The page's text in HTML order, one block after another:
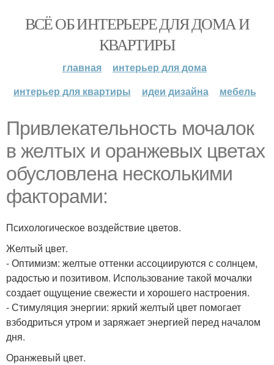
ВСЁ ОБ ИНТЕРЬЕРЕ ДЛЯ ДОМА И
КВАРТИРЫ
главная
интерьер для дома
интерьер для квартиры
идеи дизайна мебель
Привлекательность мочалок
в желтых и оранжевых цветах
обусловлена несколькими
факторами:
Психологическое воздействие цветов.
Желтый цвет.
- Оптимизм: желтые оттенки ассоциируются с солнцем,
радостью и позитивом. Использование такой мочалки
создает ощущение свежести и хорошего настроения.
- Стимуляция энергии: яркий желтый цвет помогает
взбодриться утром и заряжает энергией перед началом
дня.
Оранжевый цвет.